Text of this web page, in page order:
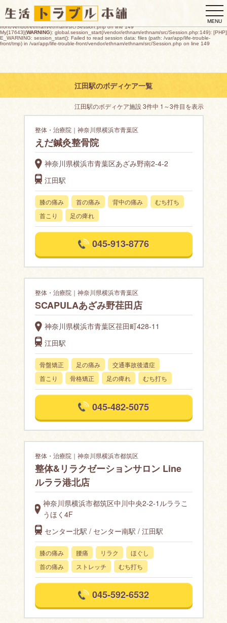
E_WARNING: session_start(): open(/var/app/life-trouble-
front/tmp/sess_3eb0458cb7c82e6a2c6a1a06470f7d7440f0972e69d962590ba86c1b17b6670e,
O_RDWR) failed: デバイスに空き領域がありません (28) in /var/app/life-trouble-
front/vendor/ethnam/ethnam/src/Session.php on line 149
My[17643](WARNING): global.session_start(/vendor/ethnam/ethnam/src/Session.php:149): [PHP]
E_WARNING: session_start(): Failed to read session data: files (path: /var/app/life-trouble-
front/tmp) in /var/app/life-trouble-front/vendor/ethnam/ethnam/src/Session.php on line 149
MENU
江田駅のボディケア一覧
江田駅のボディケア施設 3件中 1～3件目を表示
整体・治療院｜神奈川県横浜市青葉区
えだ鍼灸整骨院
神奈川県横浜市青葉区あざみ野南2-4-2
江田駅
膝の痛み 首の痛み 背中の痛み
むち打ち
首こり
足の痺れ
045-913-8776
整体・治療院｜神奈川県横浜市青葉区
SCAPULAあざみ野荏田店
神奈川県横浜市青葉区荏田町428-11
江田駅
骨盤矯正 足の痛み
交通事故後遺症
首こり
骨格矯正 足の痺れ むち打ち
045-482-5075
整体・治療院｜神奈川県横浜市都筑区
整体&リラクゼーションサロン Line
ルララ港北店
神奈川県横浜市都筑区中川中央2-2-1ルララこ
うほく4F
センター北駅 / センター南駅 / 江田駅
膝の痛み 腰痛 リラク
ほぐし
首の痛み
ストレッチ むち打ち
045-592-6532